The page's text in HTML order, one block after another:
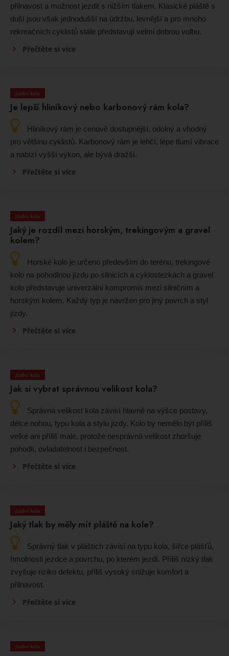
přilnavost a možnost jezdit s nižším tlakem. Klasické pláště s
duší jsou však jednodušší na údržbu, levnější a pro mnoho
rekreačních cyklistů stále představují velmi dobrou volbu.
Přečtěte si více
Jízdní kola
Je lepší hliníkový nebo karbonový rám kola?
Hliníkový rám je cenově dostupnější, odolný a vhodný
pro většinu cyklistů. Karbonový rám je lehčí, lépe tlumí vibrace
a nabízí vyšší výkon, ale bývá dražší.
Přečtěte si více
Jízdní kola
Jaký je rozdíl mezi horským, trekingovým a gravel
kolem?
Horské kolo je určeno především do terénu, trekingové
kolo na pohodlnou jízdu po silnicích a cyklostezkách a gravel
kolo představuje univerzální kompromis mezi silničním a
horským kolem. Každý typ je navržen pro jiný povrch a styl
jízdy.
Přečtěte si více
Jízdní kola
Jak si vybrat správnou velikost kola?
Správná velikost kola závisí hlavně na výšce postavy,
délce nohou, typu kola a stylu jízdy. Kolo by nemělo být příliš
velké ani příliš malé, protože nesprávná velikost zhoršuje
pohodlí, ovladatelnost i bezpečnost.
Přečtěte si více
Jízdní kola
Jaký tlak by měly mít pláště na kole?
Správný tlak v pláštích závisí na typu kola, šířce plášťů,
hmotnosti jezdce a povrchu, po kterém jezdí. Příliš nízký tlak
zvyšuje riziko defektu, příliš vysoký snižuje komfort a
přilnavost.
Přečtěte si více
Jízdní kola